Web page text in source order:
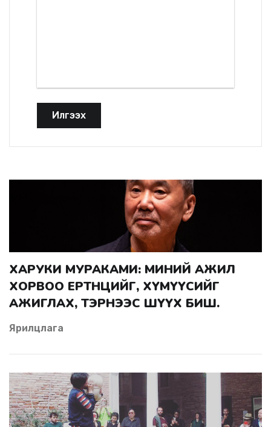
Илгээх
ХАРУКИ МУРАКАМИ: МИНИЙ АЖИЛ
ХОРВОО ЕРТӨНЦИЙГ, ХҮМҮҮСИЙГ
АЖИГЛАХ, ТЭРНЭЭС ШҮҮХ БИШ.
Ярилцлага